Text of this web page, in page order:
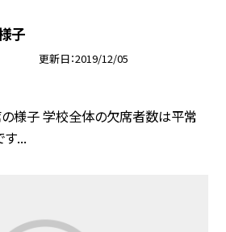
子
更新日 2019/12/05
の様子 学校全体の欠席者数は平常
す...